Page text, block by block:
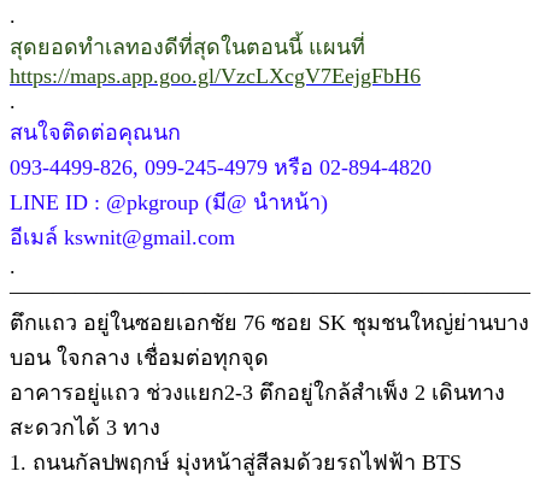
.
สุดยอดทำเลทองดีที่สุดในตอนนี้ แผนที่
https://maps.app.goo.gl/VzcLXcgV7EejgFbH6
.
สนใจติดต่อคุณนก
093-4499-826, 099-245-4979 หรือ 02-894-4820
LINE ID : @pkgroup (มี@ นำหน้า)
อีเมล์ kswnit@gmail.com
.
————————————————————————
ตึกแถว อยู่ในซอยเอกชัย 76 ซอย SK ชุมชนใหญ่ย่านบาง
บอน ใจกลาง เชื่อมต่อทุกจุด
อาคารอยู่แถว ช่วงแยก2-3 ตึกอยู่ใกล้สำเพ็ง 2 เดินทาง
สะดวกได้ 3 ทาง
1. ถนนกัลปพฤกษ์ มุ่งหน้าสู่สีลมด้วยรถไฟฟ้า BTS